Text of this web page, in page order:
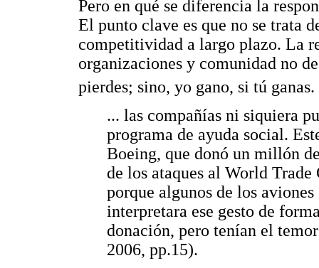
Pero en qué se diferencia la
El punto clave es que no se trata
competitividad a largo plazo. La
organizaciones y comunidad no
pierdes; sino, yo gano, si tú ganas.
... las compañías ni siquiera
programa de ayuda social.
Boeing, que donó un millón
de los ataques al World
porque algunos de los
interpretara ese gesto de
donación, pero tenían el
2006, pp.15).